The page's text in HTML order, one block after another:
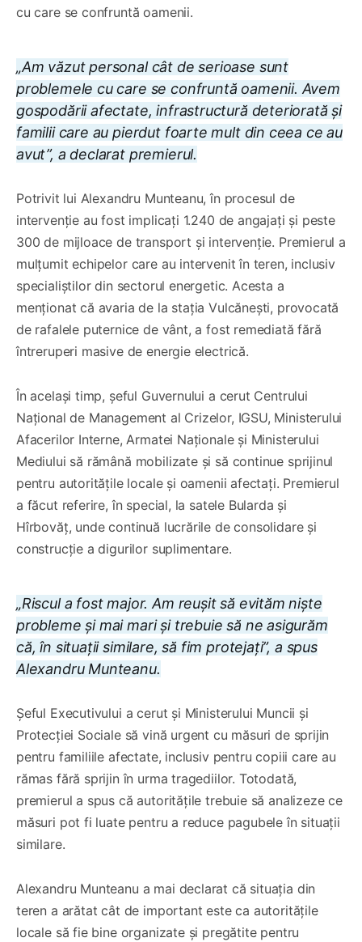
cu care se confruntă oamenii.
„Am văzut personal cât de serioase sunt
problemele cu care se confruntă oamenii. Avem
gospodării afectate, infrastructură deteriorată și
familii care au pierdut foarte mult din ceea ce au
avut”, a declarat premierul.
Potrivit lui Alexandru Munteanu, în procesul de
intervenție au fost implicați 1.240 de angajați și peste
300 de mijloace de transport și intervenție. Premierul a
mulțumit echipelor care au intervenit în teren, inclusiv
specialiștilor din sectorul energetic. Acesta a
menționat că avaria de la stația Vulcănești, provocată
de rafalele puternice de vânt, a fost remediată fără
întreruperi masive de energie electrică.
În același timp, șeful Guvernului a cerut Centrului
Național de Management al Crizelor, IGSU, Ministerului
Afacerilor Interne, Armatei Naționale și Ministerului
Mediului să rămână mobilizate și să continue sprijinul
pentru autoritățile locale și oamenii afectați. Premierul
a făcut referire, în special, la satele Bularda și
Hîrbovăț, unde continuă lucrările de consolidare și
construcție a digurilor suplimentare.
„Riscul a fost major. Am reușit să evităm niște
probleme și mai mari și trebuie să ne asigurăm
că, în situații similare, să fim protejați”, a spus
Alexandru Munteanu.
Șeful Executivului a cerut și Ministerului Muncii și
Protecției Sociale să vină urgent cu măsuri de sprijin
pentru familiile afectate, inclusiv pentru copiii care au
rămas fără sprijin în urma tragediilor. Totodată,
premierul a spus că autoritățile trebuie să analizeze ce
măsuri pot fi luate pentru a reduce pagubele în situații
similare.
Alexandru Munteanu a mai declarat că situația din
teren a arătat cât de important este ca autoritățile
locale să fie bine organizate și pregătite pentru